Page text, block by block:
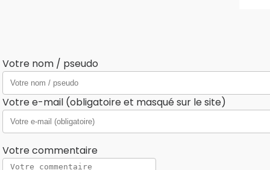
Votre nom / pseudo
Votre e-mail (obligatoire et masqué sur le site)
Votre commentaire